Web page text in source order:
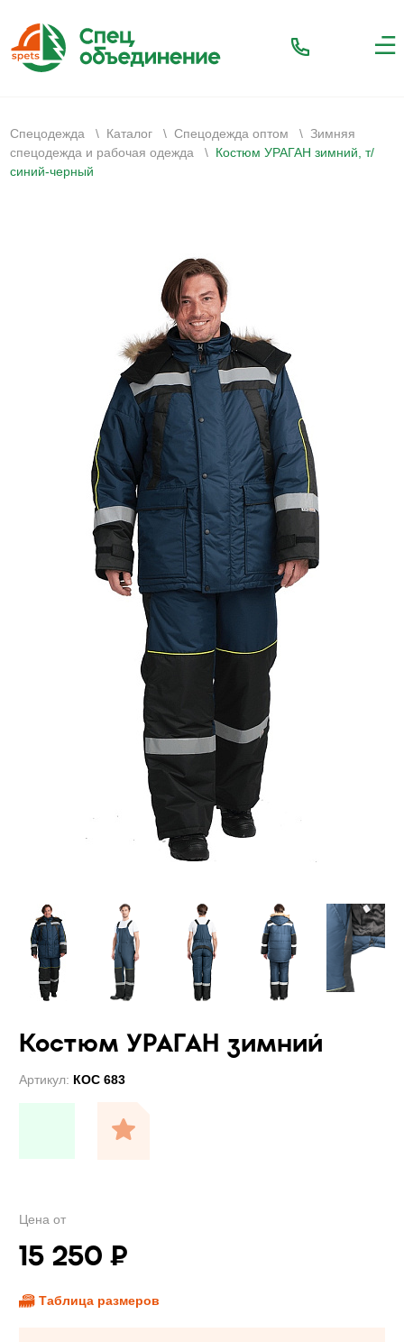
Спецодежда \ Каталог \ Спецодежда оптом \ Зимняя
спецодежда и рабочая одежда
\ Костюм УРАГАН зимний, т/
синий-черный
Костюм УРАГАН зимний
Артикул: КОС 683
Цена от
15 250 ₽
Таблица размеров